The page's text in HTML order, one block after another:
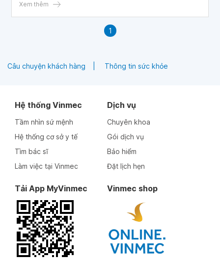
Xem thêm
1
Câu chuyện khách hàng Thông tin sức khỏe
Hệ thống Vinmec
Tầm nhìn sứ mệnh
Hệ thống cơ sở y tế
Tìm bác sĩ
Làm việc tại Vinmec
Dịch vụ
Chuyên khoa
Gói dịch vụ
Bảo hiểm
Đặt lịch hẹn
Tải App MyVinmec Vinmec shop